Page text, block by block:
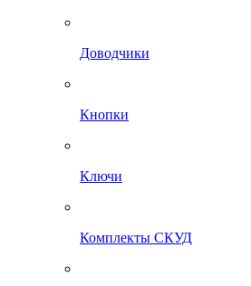
Доводчики
Кнопки
Ключи
Комплекты СКУД